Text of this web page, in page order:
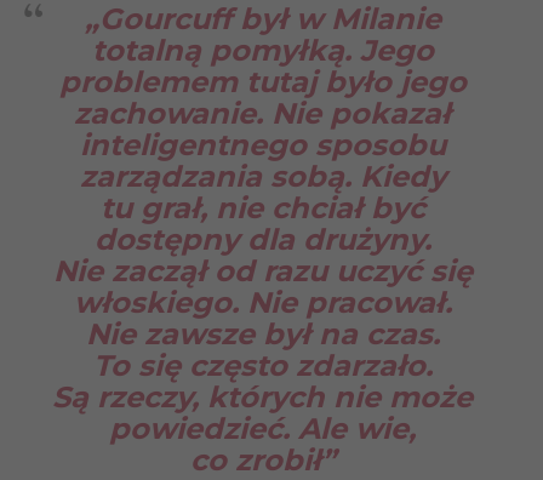
„Gourcuff był w Milanie
totalną pomyłką. Jego
problemem tutaj było jego
zachowanie. Nie pokazał
inteligentnego sposobu
zarządzania sobą. Kiedy
tu grał, nie chciał być
dostępny dla drużyny.
Nie zaczął od razu uczyć się
włoskiego. Nie pracował.
Nie zawsze był na czas.
To się często zdarzało.
Są rzeczy, których nie może
powiedzieć. Ale wie,
co zrobił”